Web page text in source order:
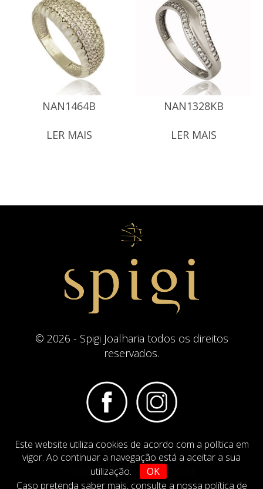
Este website utiliza cookies de acordo com a política em
vigor. Ao continuar a navegação está a aceitar a sua
utilização.
OK
Caso pretenda saber mais, consulte a nossa política de
NAN1464B
LER MAIS
NAN1328KB
LER MAIS
© 2026 - Spigi Joalharia todos os direitos
reservados.
Termos e Condições Website Politica de Cookies
DESIGN BYIMAGINEVIRTUAL.COM